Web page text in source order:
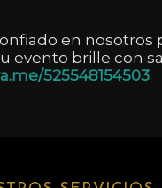
en nosotros
evento brille con
525548154503